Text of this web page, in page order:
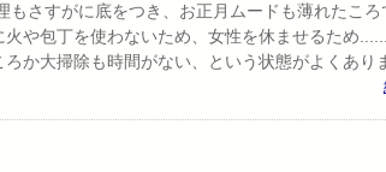
さすがに底をつき、お正月ムードも薄れたころ
や包丁を使わないため、女性を休ませるため
か大掃除も時間がない、という状態がよくあり